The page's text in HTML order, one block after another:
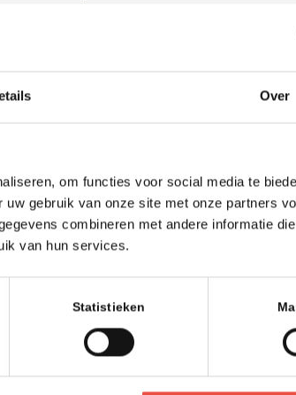
Over
om functies voor social media te
gebruik van onze site met onze partners
combineren met andere informatie
van hun services.
Statistieken
hebben hierin
weken contact met je
op om te bespreken